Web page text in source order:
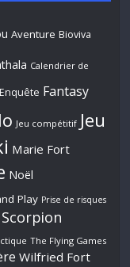
Aventure Bioviva
Calendrier de
Enquête Fantasy
Jeu compétitif Jeu
Marie Fort
Noël
Play Prise de risques
Scorpion
The Flying Games
Wilfried Fort